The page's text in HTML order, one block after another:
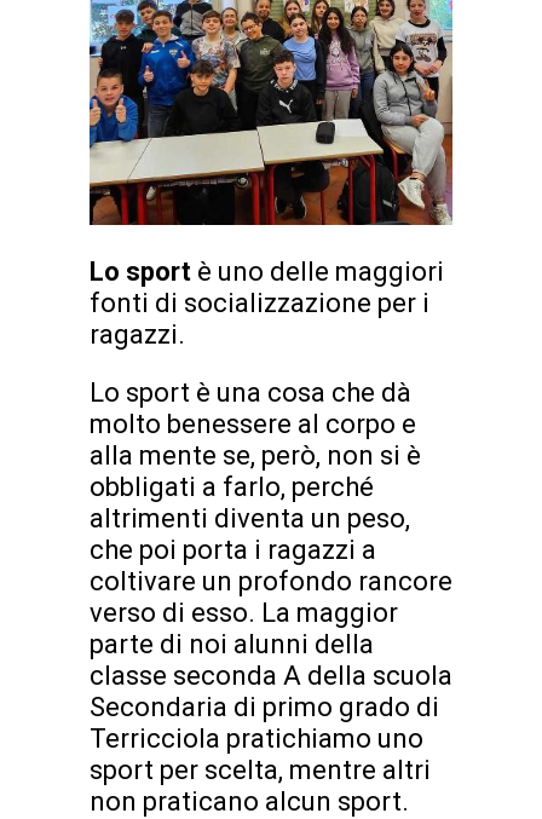
Lo sport è uno delle maggiori
fonti di socializzazione per i
ragazzi.
Lo sport è una cosa che dà
molto benessere al corpo e
alla mente se, però, non si è
obbligati a farlo, perché
altrimenti diventa un peso,
che poi porta i ragazzi a
coltivare un profondo rancore
verso di esso. La maggior
parte di noi alunni della
classe seconda A della scuola
Secondaria di primo grado di
Terricciola pratichiamo uno
sport per scelta, mentre altri
non praticano alcun sport.